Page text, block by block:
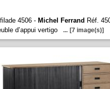
4506 - Michel Ferrand Réf.
d’appui vertigo
... [7 image(s)]